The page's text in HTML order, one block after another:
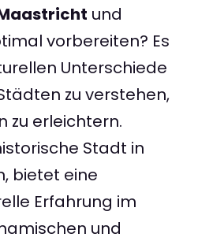
und
vorbereiten? Es
Unterschiede
zu verstehen,
zu erleichtern.
Stadt in
bietet eine
Erfahrung im
und